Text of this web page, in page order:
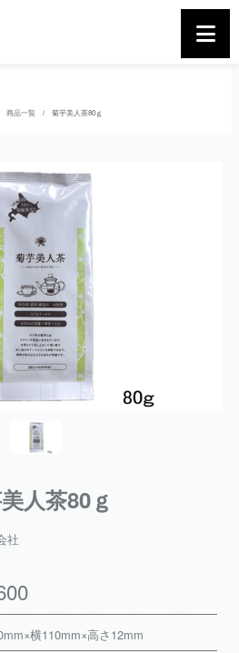
商品一覧 菊芋美人茶80ｇ
人茶80ｇ
社
横110mm×高さ12mm